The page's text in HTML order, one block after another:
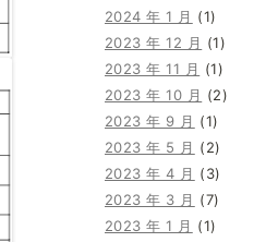
2024 年 1 月 (1)
2023 年 12 月 (1)
2023 年 11 月 (1)
2023 年 10 月 (2)
2023 年 9 月 (1)
2023 年 5 月 (2)
2023 年 4 月 (3)
2023 年 3 月 (7)
2023 年 1 月 (1)